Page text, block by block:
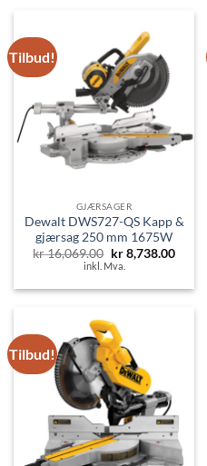
Tilbud!
GJÆRSAGER
Dewalt DWS727-QS Kapp &
gjærsag 250 mm 1675W
kr16,069.00 Opprinnelig
pris
kr 16,069.00.
kr8,738.00
kr
inkl. Mva.
Tilbud!